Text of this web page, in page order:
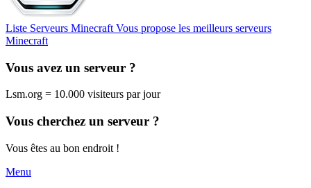
Liste Serveurs Minecraft Vous propose les meilleurs serveurs
Minecraft
Vous avez un serveur ?
Lsm.org = 10.000 visiteurs par jour
Vous cherchez un serveur ?
Vous êtes au bon endroit !
Menu